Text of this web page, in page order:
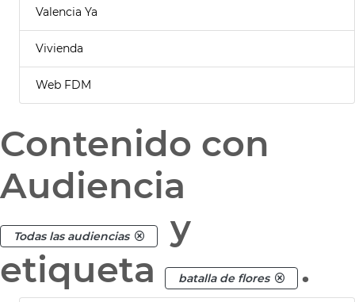
Valencia Ya
Vivienda
Web FDM
Contenido con
Audiencia
Todas las audiencias
y
etiqueta
batalla de flores .